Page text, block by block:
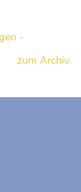
-
zum Archiv